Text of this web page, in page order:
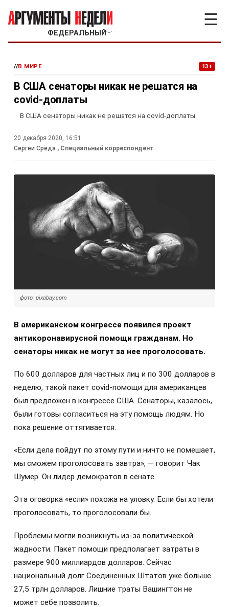
ФЕДЕРАЛЬНЫЙ ﹀
☰
//В МИРЕ 13+
В США сенаторы никак не решатся на
covid-доплаты
В США сенаторы никак не решатся на covid-доплаты
20 декабря 2020, 16:51
Сергей Среда , Специальный корреспондент
фото: pixabay.com
В американском конгрессе появился проект
антикоронавирусной помощи гражданам. Но
сенаторы никак не могут за нее проголосовать.
По 600 долларов для частных лиц и по 300 долларов в
неделю, такой пакет covid-помощи для американцев
был предложен в конгрессе США. Сенаторы, казалось,
были готовы согласиться на эту помощь людям. Но
пока решение оттягивается.
«Если дела пойдут по этому пути и ничто не помешает,
мы сможем проголосовать завтра», — говорит Чак
Шумер. Он лидер демократов в сенате.
Эта оговорка «если» похожа на уловку. Если бы хотели
проголосовать, то проголосовали бы.
Проблемы могли возникнуть из-за политической
жадности. Пакет помощи предполагает затраты в
размере 900 миллиардов долларов. Сейчас
национальный долг Соединенных Штатов уже больше
27,5 трлн долларов. Лишние траты Вашингтон не
может себе позволить.